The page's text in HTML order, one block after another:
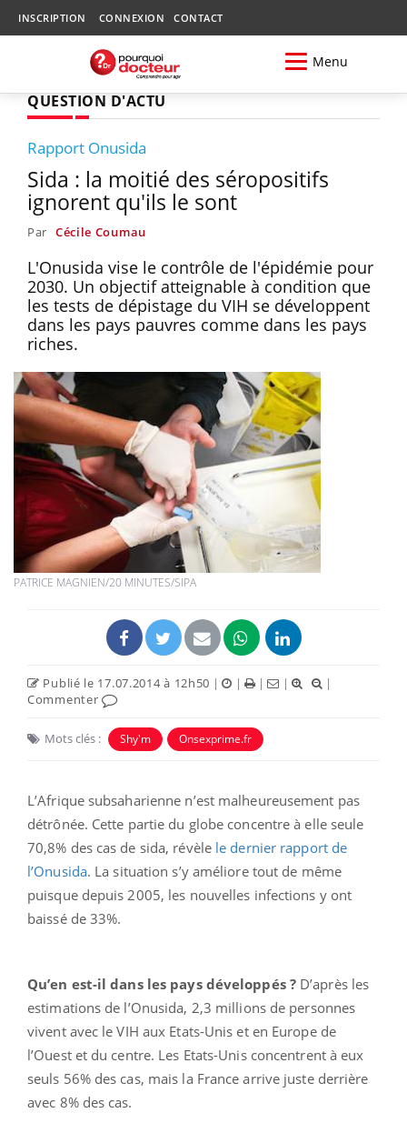
INSCRIPTION CONNEXION CONTACT
Menu
QUESTION D'ACTU
Rapport Onusida
Sida : la moitié des séropositifs
ignorent qu'ils le sont
Par Cécile Coumau
L'Onusida vise le contrôle de l'épidémie pour
2030. Un objectif atteignable à condition que
les tests de dépistage du VIH se développent
dans les pays pauvres comme dans les pays
riches.
PATRICE MAGNIEN/20 MINUTES/SIPA
Publié le 17.07.2014 à 12h50 | | | |
|
Commenter
Mots clés : Shy'm Onsexprime.fr
L’Afrique subsaharienne n’est malheureusement pas
détrônée. Cette partie du globe concentre à elle seule
70,8% des cas de sida, révèle le dernier rapport de
l’Onusida. La situation s’y améliore tout de même
puisque depuis 2005, les nouvelles infections y ont
baissé de 33%.
Qu’en est-il dans les pays développés ? D’après les
estimations de l’Onusida, 2,3 millions de personnes
vivent avec le VIH aux Etats-Unis et en Europe de
l’Ouest et du centre. Les Etats-Unis concentrent à eux
seuls 56% des cas, mais la France arrive juste derrière
avec 8% des cas.